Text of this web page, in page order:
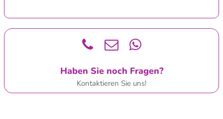
Haben Sie noch Fragen?
Kontaktieren Sie uns!